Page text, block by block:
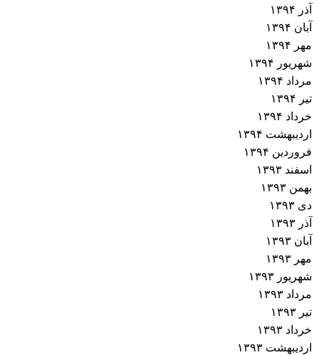
آذر ۱۳۹۴
آبان ۱۳۹۴
مهر ۱۳۹۴
شهریور ۱۳۹۴
مرداد ۱۳۹۴
تیر ۱۳۹۴
خرداد ۱۳۹۴
اردیبهشت ۱۳۹۴
فروردین ۱۳۹۴
اسفند ۱۳۹۳
بهمن ۱۳۹۳
دی ۱۳۹۳
آذر ۱۳۹۳
آبان ۱۳۹۳
مهر ۱۳۹۳
شهریور ۱۳۹۳
مرداد ۱۳۹۳
تیر ۱۳۹۳
خرداد ۱۳۹۳
اردیبهشت ۱۳۹۳